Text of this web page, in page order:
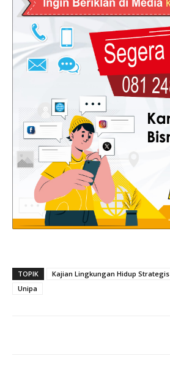
TOPIK Kajian Lingkungan Hidup Strategis
Unipa